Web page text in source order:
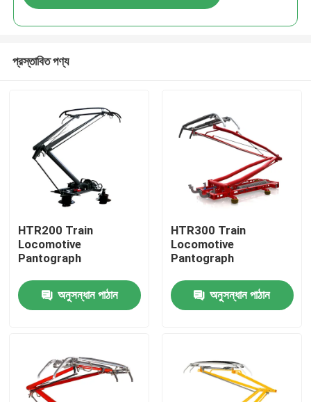
প্রস্তাবিত পণ্য
HTR200 Train
Locomotive
Pantograph
অনুসন্ধান পাঠান
HTR300 Train
Locomotive
Pantograph
অনুসন্ধান পাঠান